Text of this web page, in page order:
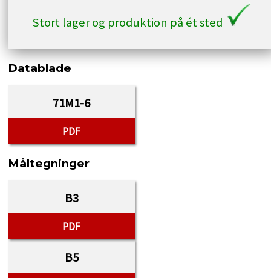
Stort lager og produktion på ét sted
Datablade
71M1-6
PDF
Måltegninger
B3
PDF
B5